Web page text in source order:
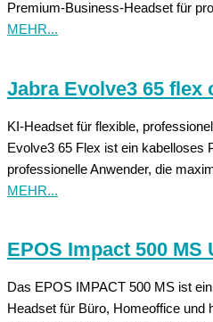
Premium-Business-Headset für
MEHR...
Jabra Evolve3 65 flex
KI-Headset für flexible,
Evolve3 65 Flex ist ein kabelloses
professionelle Anwender, die
MEHR...
EPOS Impact 500 MS
Das EPOS IMPACT 500 MS ist
Headset für Büro, Homeoffice und